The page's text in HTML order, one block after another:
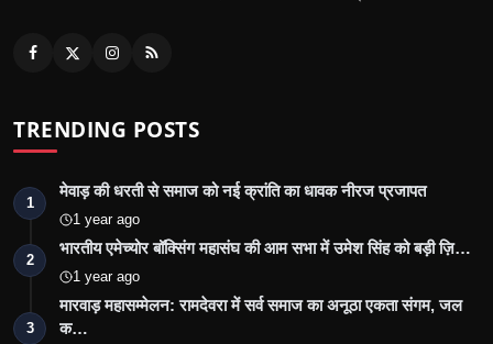
TRENDING POSTS
1
मेवाड़ की धरती से समाज को नई क्रांति का धावक नीरज प्रजापत
1 year ago
2
भारतीय एमेच्योर बॉक्सिंग महासंघ की आम सभा में उमेश सिंह को बड़ी ज़ि…
1 year ago
3
मारवाड़ महासम्मेलन: रामदेवरा में सर्व समाज का अनूठा एकता संगम, जल
क…